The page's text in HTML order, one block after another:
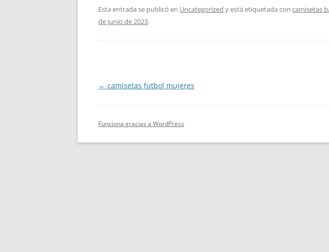
Esta entrada se publicó en Uncategorized y está etiquetada con camisetas
de junio de 2023.
Navegación
← camisetas futbol mujeres
Funciona gracias a WordPress